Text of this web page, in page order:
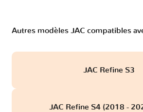
Autres modèles JAC compatibles
JAC Refine S3
JAC Refine S4 (2018 -